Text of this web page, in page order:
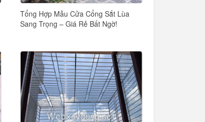
Tổng Hợp Mẫu Cửa Cổng Sắt Lùa
Sang Trọng – Giá Rẻ Bất Ngờ!